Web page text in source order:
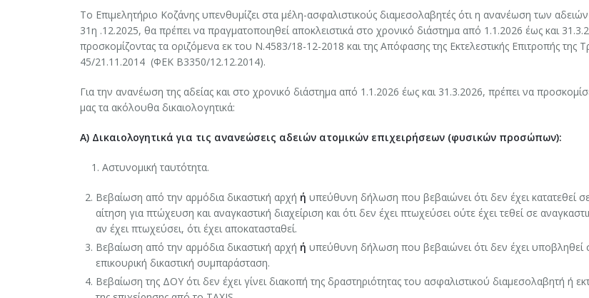
Το Επιμελητήριο Κοζάνης υπενθυμίζει στα μέλη-ασφαλιστικούς διαμεσολαβητές ότι η ανανέωση των
31η .12.2025, θα πρέπει να πραγματοποιηθεί αποκλειστικά στο χρονικό διάστημα από 1.1.2026 έως και
προσκομίζοντας τα οριζόμενα εκ του N.4583/18-12-2018 και της Απόφασης της Εκτελεστικής Επιτροπής της
45/21.11.2014 (ΦΕΚ Β3350/12.12.2014).
Για την ανανέωση της αδείας και στο χρονικό διάστημα από 1.1.2026 έως και 31.3.2026, πρέπει να
μας τα ακόλουθα δικαιολογητικά:
Α) Δικαιολογητικά για τις ανανεώσεις αδειών ατομικών επιχειρήσεων (φυσικών προσώπων):
1. Αστυνομική ταυτότητα.
Βεβαίωση από την αρμόδια δικαστική αρχή ή υπεύθυνη δήλωση που βεβαιώνει ότι δεν έχει κατατεθεί
αίτηση για πτώχευση και αναγκαστική διαχείριση και ότι δεν έχει πτωχεύσει ούτε έχει τεθεί σε
αν έχει πτωχεύσει, ότι έχει αποκατασταθεί.
Βεβαίωση από την αρμόδια δικαστική αρχή ή υπεύθυνη δήλωση που βεβαιώνει ότι δεν έχει υποβληθεί
επικουρική δικαστική συμπαράσταση.
Βεβαίωση της ΔΟΥ ότι δεν έχει γίνει διακοπή της δραστηριότητας του ασφαλιστικού διαμεσολαβητή ή